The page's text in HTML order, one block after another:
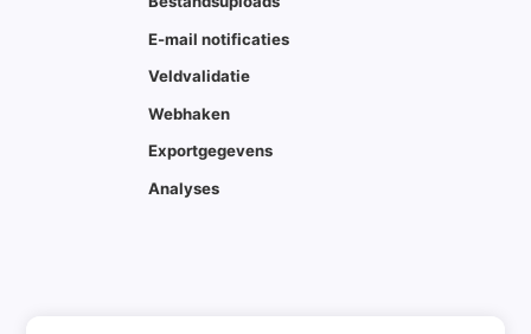
E-mail notificaties
Veldvalidatie
Webhaken
Exportgegevens
Analyses